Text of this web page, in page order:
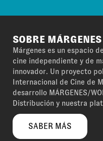
SOBRE MÁRGENES
Márgenes es un espacio
cine independiente y de
innovador. Un proyecto
Internacional de Cine de
desarrollo MÁRGENES/
Distribución y nuestra
SABER MÁS